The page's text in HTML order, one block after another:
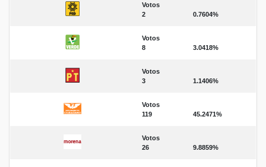
Votos
2
0.7604%
Votos
8
3.0418%
Votos
3
1.1406%
Votos
119
45.2471%
Votos
26
9.8859%